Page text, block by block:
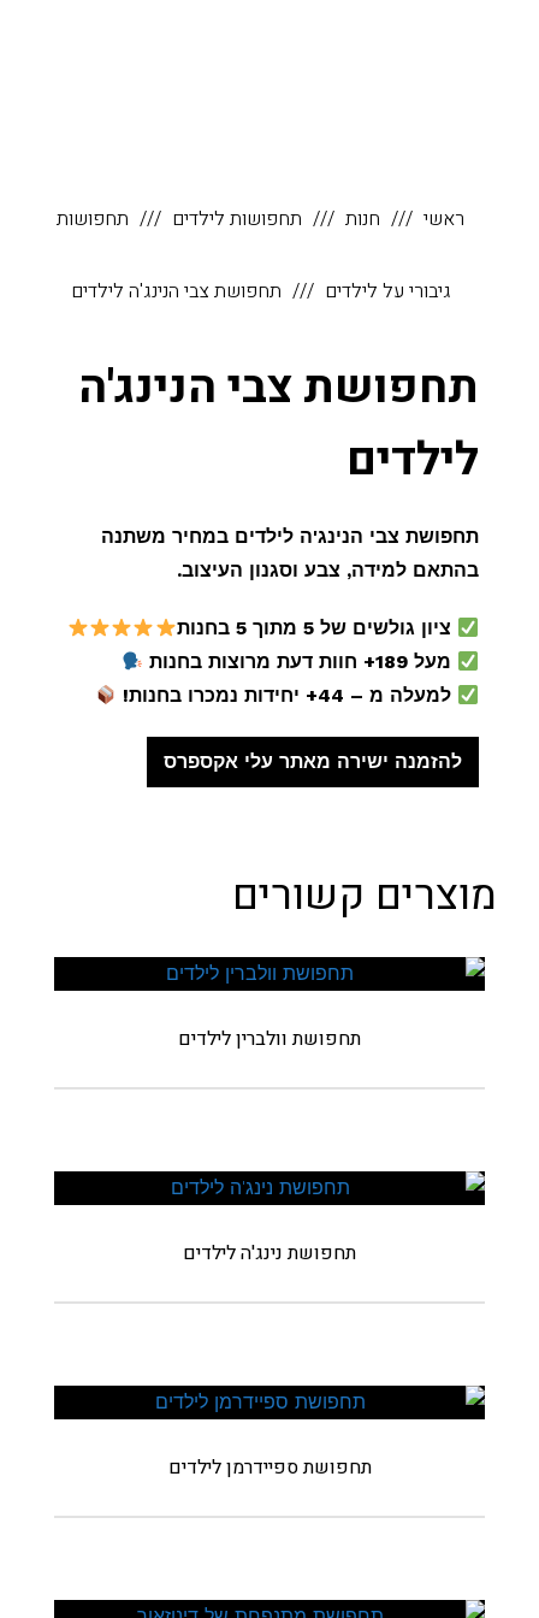
ראשי חנות תחפושות לילדים תחפושות
גיבורי על לילדים תחפושת צבי הנינג'ה לילדים
תחפושת צבי הנינג'ה
לילדים
תחפושת צבי הנינג'ה לילדים במחיר משתנה
בהתאם למידה, צבע וסגנון העיצוב.
ציון גולשים של 5 מתוך 5 בחנות
מעל 189+ חוות דעת מרוצות בחנות
למעלה מ – 44+ יחידות נמכרו בחנות!
להזמנה ישירה מאתר עלי אקספרס
מוצרים קשורים
תחפושת וולברין לילדים
תחפושת נינג'ה לילדים
תחפושת ספיידרמן לילדים